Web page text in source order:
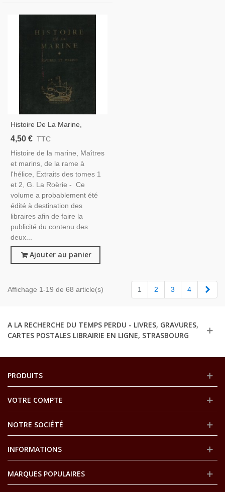
Histoire De La Marine,
Maîtres Et Marins, De La
1946 -, Bateaux, Navires,
Marine, Voiliers,
4,50 € TTC
Histoire de la marine, Maîtres
et marins, de la rame à
l'hélice, Extraits des tomes 1
et 2, G. La Roërie - Ce
volume a probablement été
édité à destination des
libraires afin de faire la
publicité du contenu des
deux...
Ajouter au panier
Affichage 1-19 de 68 article(s) 1 2 3 4
A LA RECHERCHE DU TEMPS PERDU - LIVRES, GRAVURES,
CARTES POSTALES LIBRAIRIE EN LIGNE, STRASBOURG
PRODUITS
VOTRE COMPTE
NOTRE SOCIÉTÉ
INFORMATIONS
MARQUES POPULAIRES